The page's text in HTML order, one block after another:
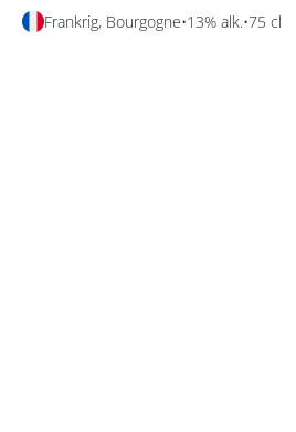
Frankrig, Bourgogne 13% alk. 75 cl